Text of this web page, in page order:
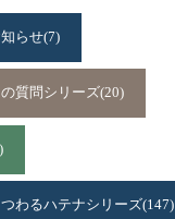
らせ(7)
質問シリーズ(20)
わるハテナシリーズ(147)